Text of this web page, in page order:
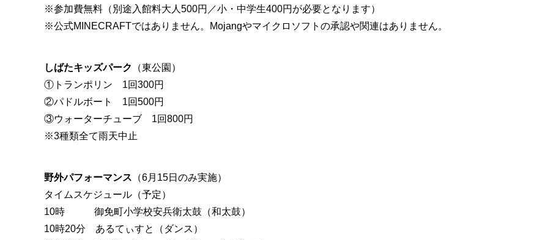
※参加費無料（別途入館料大人500円／小・中学生400円が必要となります）
※公式MINECRAFTではありません。Mojangやマイクロソフトの承認や関連はありません。
しばたキッズパーク
（東公園）
①トランポリン 1回300円
②パドルボート 1回500円
③ウォーターチューブ 1回800円
※3種類全て雨天中止
野外パフォーマンス （6月15日のみ実施）
タイムスケジュール（予定）
10時 御免町小学校安兵衛太鼓（和太鼓）
10時20分 あるてぃすと（ダンス）